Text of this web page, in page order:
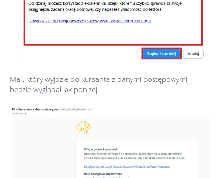
Mail, który wyjdzie do kursanta z danymi dostępowymi,
będzie wyglądał jak poniżej.